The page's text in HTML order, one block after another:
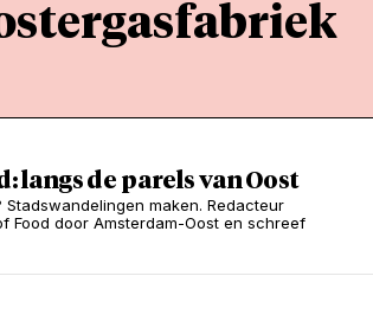
langs de parels van Oost
maken. Redacteur
Food door Amsterdam-Oost en schreef